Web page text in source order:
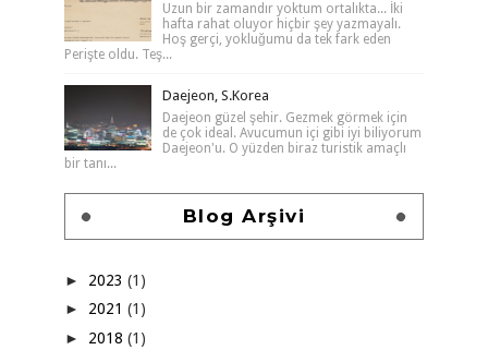
Uzun bir zamandır yoktum ortalıkta... İki
hafta rahat oluyor hiçbir şey yazmayalı.
Hoş gerçi, yokluğumu da tek fark eden
Perişte oldu. Teş...
Daejeon, S.Korea
Daejeon güzel şehir. Gezmek görmek için
de çok ideal. Avucumun içi gibi iyi biliyorum
Daejeon'u. O yüzden biraz turistik amaçlı
bir tanı...
Blog Arşivi
► 2023 (1)
► 2021 (1)
► 2018 (1)